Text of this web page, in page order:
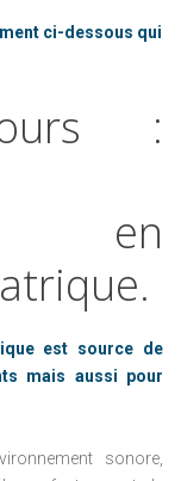
ci-dessous qui
:
en
est source de
mais aussi pour
sonore,